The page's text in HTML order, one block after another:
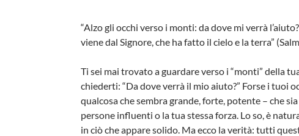
“Alzo gli occhi verso i monti: da dove mi verrà
viene dal Signore, che ha fatto il cielo e la terra”
Ti sei mai trovato a guardare verso i “monti” della
chiederti: “Da dove verrà il mio aiuto?” Forse i tuoi
qualcosa che sembra grande, forte, potente – che
persone influenti o la tua stessa forza. Lo so, è
in ciò che appare solido. Ma ecco la verità: tutti